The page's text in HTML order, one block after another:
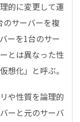
的に変更して運
のサーバーを複
ーを1台のサー
とは異なった性
想化」と呼ぶ。
や性質を論理的
ーと元のサーバ